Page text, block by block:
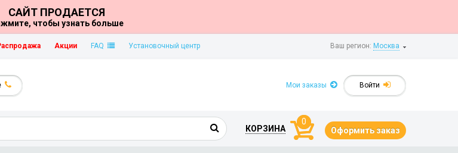
САЙТ ПРОДАЕТСЯ
чтобы узнать больше
Ваш регион: Москва
Акции FAQ Установочный центр
Войти
Мои заказы
КОРЗИНА
0
Оформить заказ